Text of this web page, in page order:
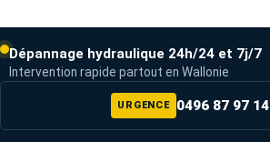
Dépannage hydraulique 24h/24 et 7j/7
Intervention rapide partout en Wallonie
URGENCE 0496 87 97 14